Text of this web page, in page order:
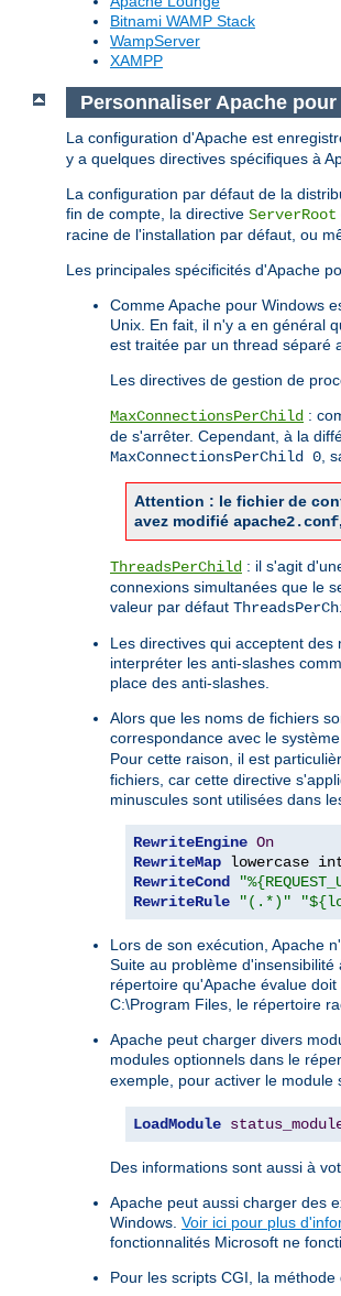
Bitnami WAMP Stack
WampServer
XAMPP
Personnaliser Apache
La configuration d'Apache est
y a quelques directives spécifiques à
La configuration par défaut de la
fin de compte, la directive ServerRoot
racine de l'installation par défaut, ou
Les principales spécificités d'Apache
Comme Apache pour Windows
Unix. En fait, il n'y a en général
est traitée par un thread séparé
Les directives de gestion de
MaxConnectionsPerChild :
de s'arrêter. Cependant, à la
MaxConnectionsPerChild 0,
Attention : le fichier de
avez modifié apache2.conf
ThreadsPerChild : il s'agit
connexions simultanées que le
valeur par défaut
Les directives qui acceptent
interpréter les anti-slashes
place des anti-slashes.
Alors que les noms de fichiers
correspondance avec le
Pour cette raison, il est
fichiers, car cette directive
minuscules sont utilisées dans
RewriteEngine On
RewriteMap lowercase
RewriteCond
RewriteRule
"(.*)"
Lors de son exécution, Apache
Suite au problème
répertoire qu'Apache évalue
C:\Program Files, le répertoire
Apache peut charger divers
modules optionnels dans le
exemple, pour activer le module
LoadModule
Des informations sont aussi à
Apache peut aussi charger des
Windows. Voir ici pour plus
fonctionnalités Microsoft ne
Pour les scripts CGI, la